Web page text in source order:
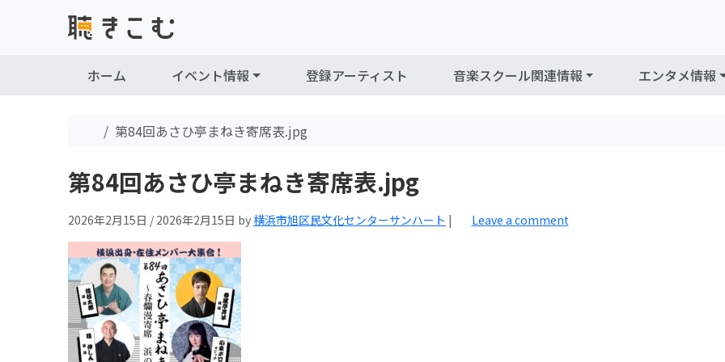
ホーム イベント情報 登録アーティスト 音楽スクール関連情報 エンタメ情報
Home
第84回あさひ亭まねき寄席表.jpg
第84回あさひ亭まねき寄席表.jpg
2026年2月15日 / 2026年2月15日 by横浜市旭区民文化センターサンハート | Leave a comment